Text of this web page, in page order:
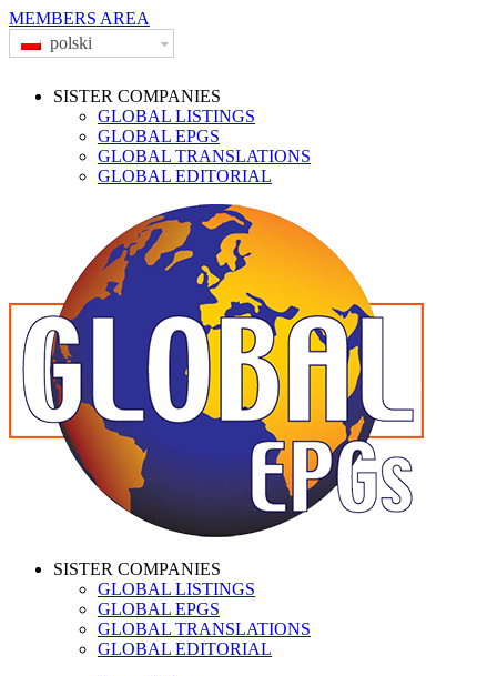
MEMBERS AREA
polski
SISTER COMPANIES
GLOBAL LISTINGS
GLOBAL EPGS
GLOBAL TRANSLATIONS
GLOBAL EDITORIAL
SISTER COMPANIES
GLOBAL LISTINGS
GLOBAL EPGS
GLOBAL TRANSLATIONS
GLOBAL EDITORIAL